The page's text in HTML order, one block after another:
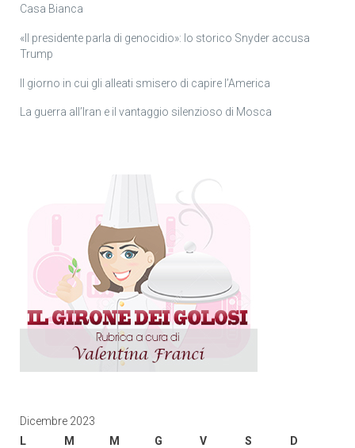
Casa Bianca
«Il presidente parla di genocidio»: lo storico Snyder accusa
Trump
Il giorno in cui gli alleati smisero di capire l’America
La guerra all’Iran e il vantaggio silenzioso di Mosca
Dicembre 2023
L
M M G V S
D